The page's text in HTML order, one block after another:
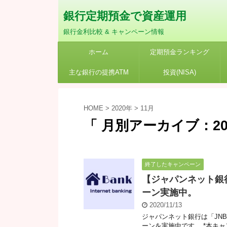
銀行定期預金で資産運用
銀行金利比較 & キャンペーン情報
ホーム 定期預金ランキング
主な銀行の提携ATM 投資(NISA)
HOME > 2020年 > 11月
「 月別アーカイブ：
終了したキャンペーン
【ジャパンネット
ーン実施中。
2020/11/13
ジャパンネット銀行は「